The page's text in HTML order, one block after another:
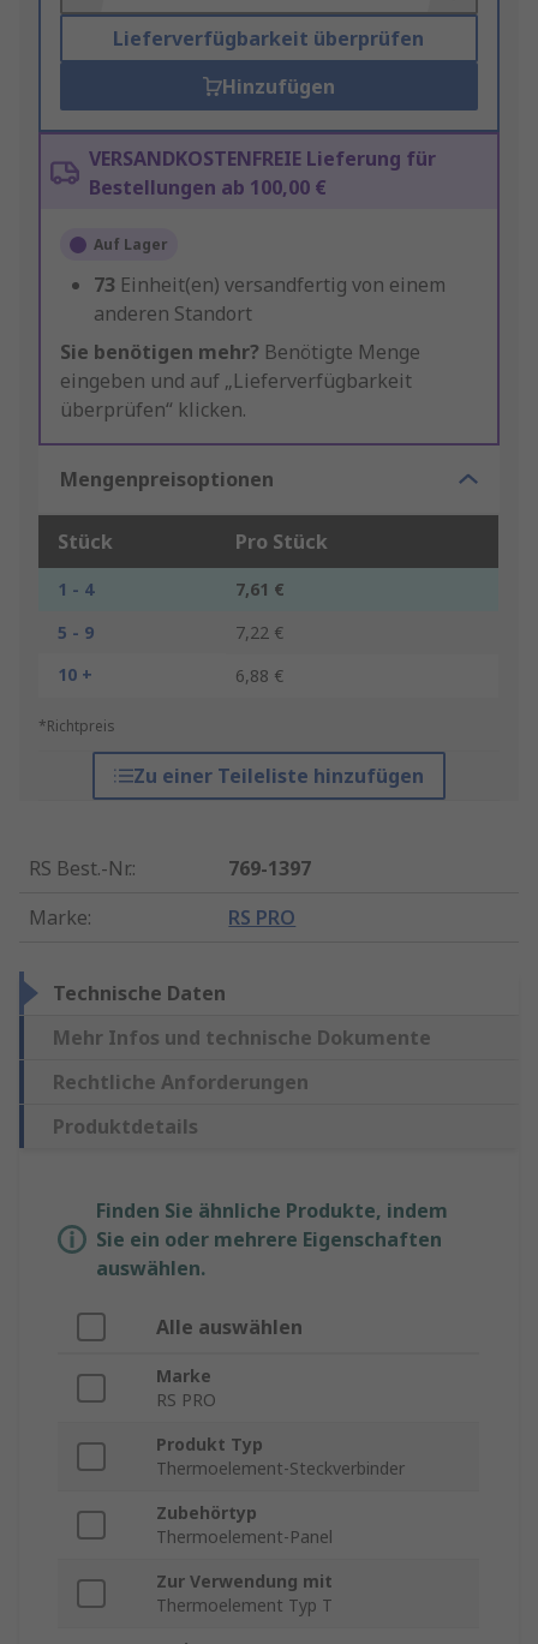
Lieferverfügbarkeit überprüfen
Hinzufügen
VERSANDKOSTENFREIE Lieferung für
Bestellungen ab 100,00 €
Auf Lager
73 Einheit(en) versandfertig von einem
anderen Standort
Sie benötigen mehr? Benötigte Menge
eingeben und auf „Lieferverfügbarkeit
überprüfen“ klicken.
Mengenpreisoptionen
Stück Pro Stück
1 - 4
7,61 €
5 - 9
7,22 €
10 +
6,88 €
*Richtpreis
Zu einer Teileliste hinzufügen
RS Best.-Nr.:
769-1397
Marke: RS PRO
Technische Daten
Mehr Infos und technische Dokumente
Rechtliche Anforderungen
Produktdetails
Finden Sie ähnliche Produkte, indem
Sie ein oder mehrere Eigenschaften
auswählen.
Alle auswählen
Marke
RS PRO
Produkt Typ
Thermoelement-Steckverbinder
Zubehörtyp
Thermoelement-Panel
Zur Verwendung mit
Thermoelement Typ T